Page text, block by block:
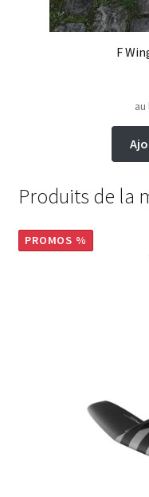
F
Produits de la
PROMOS %